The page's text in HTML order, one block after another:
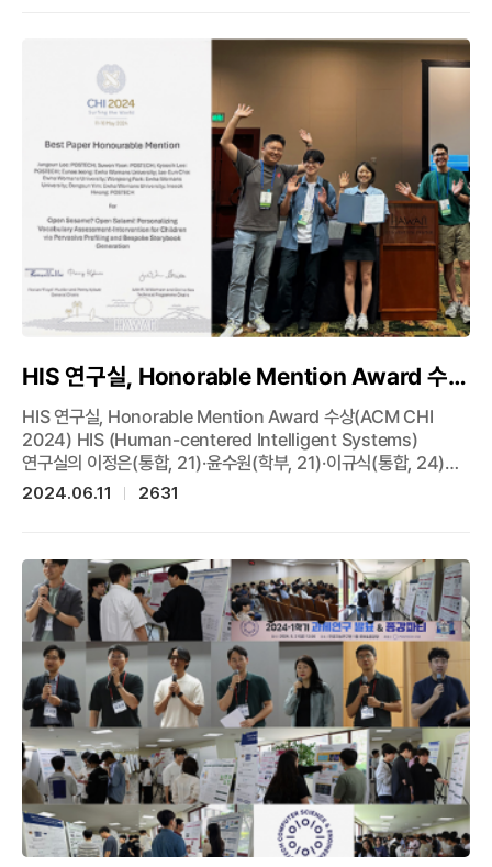
구조광시스템을 이용하여 세계 최초로 360도 전방위 홀로그램과
구조광기반 360도 3차원 이미징 기술을 실증했다. 본 기술을
이용하면 애플 face ID보다 10배 이상 작은 디바이스 제작이
가능하며 고전적인 회절광학의 낮은 설계 자유도와 큰 크기 문제를
메타광학으로 극복할 수 있다. 백승환 교수는 “360도 구조광
기술은 360도 주변 환경을 인식해야 하는 로봇과 자율 주행
자동차를 비롯해 시야각을 높여야 하는 가상/확장현실(VR/AR)
시스템을 비롯해 360도 전 공간에서 자유롭게 상호작용할 수 있는
인간-컴퓨터 밀착 기술 등 다양한 분야에 응용이 가능할 것으로
기대된다”고 밝혔다. 한편, 이번 연구는 백승환 교수팀과
기계공학과 노준석 교수팀과의 공동연구로 진행됐다. [관련 기사
더보기(클릭) / 출처: 전국매일신문(정은모 기자), 인공지능신문
(박현진 기자), 충남일보(김현수 기자)
HIS 연구실, Honorable Mention Award 수상
(ACM CHI 2024)
HIS 연구실, Honorable Mention Award 수상(ACM CHI
2024) HIS (Human-centered Intelligent Systems)
연구실의 이정은(통합, 21)·윤수원(학부, 21)·이규식(통합, 24)
학생과 황인석 교수는 5월 13일(월) 미국 하와이 호놀룰루에서
Mention Award를 수상했다. ACM CHI는 인간-컴퓨터
상호작용(HCI) 분야를 대표하는 최우수 국제학술대회이다. 이번에
수상한 논문은 “Open Sesame? Open Salami!
Personalizing Vocabulary Assessment-Intervention for
Children via Pervasive Profiling and Bespoke
Storybook Generation”으로 거대언어모델(LLM) 및 홈IoT
기기에 기반하여 어린이 언어 발달을 위한 개인화된 학습 목표 추출
및 동화책 생성 시스템을 개발하는 내용을 담고 있으며, 그 이론적
근거와 일상융합형 전주기성에서 우수성을 인정받았다. 언어치료
현장으로부터의 어린이 어휘 진단 및 중재 과정의 개인화 필요성
문제 발굴, 언어병리학적 이론에 근거한 개인화 학습목표 추출
알고리즘 및 생성형 인공지능과의 상호작용 기법 설계, 어린이
일상생활과 언어발달에 맞추어 지속적으로 적응해 나가는
개인맞춤형 시스템 개발의 측면에서 기존 연구들과 차별된다. 한편,
2024.06.11 2631